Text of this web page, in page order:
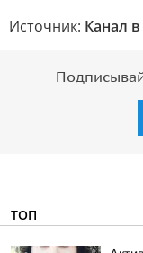
Источник: Канал
ТОП